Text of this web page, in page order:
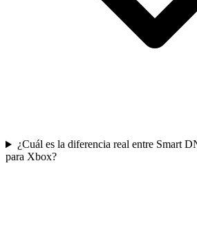
¿Cuál es la diferencia real entre Smart
para Xbox?